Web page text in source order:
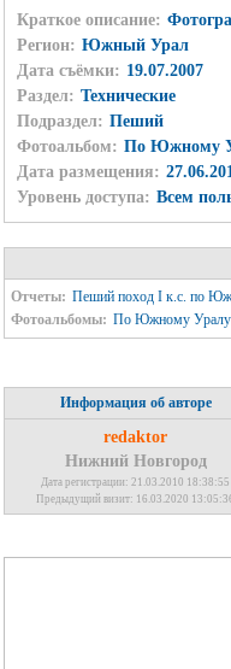
Краткое описание:
Регион: Южный Урал
Дата съёмки: 19.07.2007
Раздел: Технические
Подраздел: Пеший
Фотоальбом: По Южному
Дата размещения:
Уровень доступа: Всем
Отчеты: Пеший поход I к.с. по
Фотоальбомы: По Южному Уралу
Информация об авторе
redaktor
Нижний Новгород
Дата регистрации: 21.03.2010 18:38:55
Предыдущий визит: 16.03.2020